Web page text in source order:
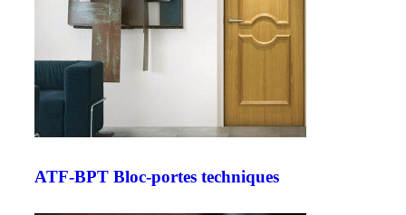
ATF-BPT Bloc-portes techniques